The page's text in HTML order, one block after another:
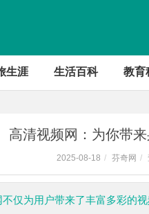
生涯 生活百科 教育
高清视频网：为你带
2025-08-18 / 芬奇网 /
仅为用户带来了丰富多彩的